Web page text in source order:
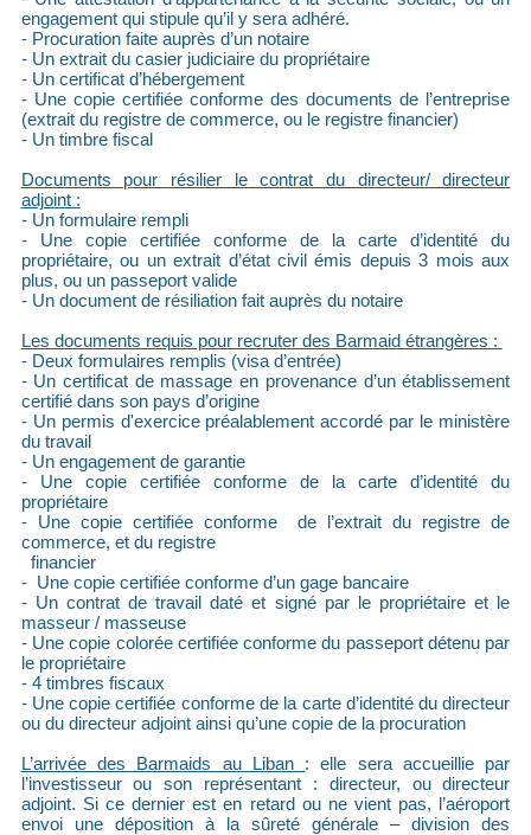
engagement qui stipule qu’il y sera adhéré.
- Procuration faite auprès d’un notaire
- Un extrait du casier judiciaire du propriétaire
- Un certificat d’hébergement
- Une copie certifiée conforme des documents de l’entreprise
(extrait du registre de commerce, ou le registre financier)
- Un timbre fiscal
Documents pour résilier le contrat du directeur/ directeur
adjoint :
- Un formulaire rempli
- Une copie certifiée conforme de la carte d’identité du
propriétaire, ou un extrait d’état civil émis depuis 3 mois aux
plus, ou un passeport valide
- Un document de résiliation fait auprès du notaire
Les documents requis pour recruter des Barmaid étrangères :
- Deux formulaires remplis (visa d’entrée)
- Un certificat de massage en provenance d’un établissement
certifié dans son pays d’origine
- Un permis d'exercice préalablement accordé par le ministère
du travail
- Un engagement de garantie
- Une copie certifiée conforme de la carte d’identité du
propriétaire
- Une copie certifiée conforme de l’extrait du registre de
commerce, et du registre
financier
- Une copie certifiée conforme d’un gage bancaire
- Un contrat de travail daté et signé par le propriétaire et le
masseur / masseuse
- Une copie colorée certifiée conforme du passeport détenu par
le propriétaire
- 4 timbres fiscaux
- Une copie certifiée conforme de la carte d’identité du directeur
ou du directeur adjoint ainsi qu’une copie de la procuration
L’arrivée des Barmaids au Liban : elle sera accueillie par
l’investisseur ou son représentant : directeur, ou directeur
adjoint. Si ce dernier est en retard ou ne vient pas, l’aéroport
envoi une déposition à la sûreté générale – division des